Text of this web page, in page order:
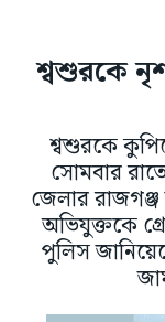
শ্বশুরকে
শ্বশুরকে
সোমবার
জেলার রাজগঞ্জ
অভিযুক্তকে
পুলিস